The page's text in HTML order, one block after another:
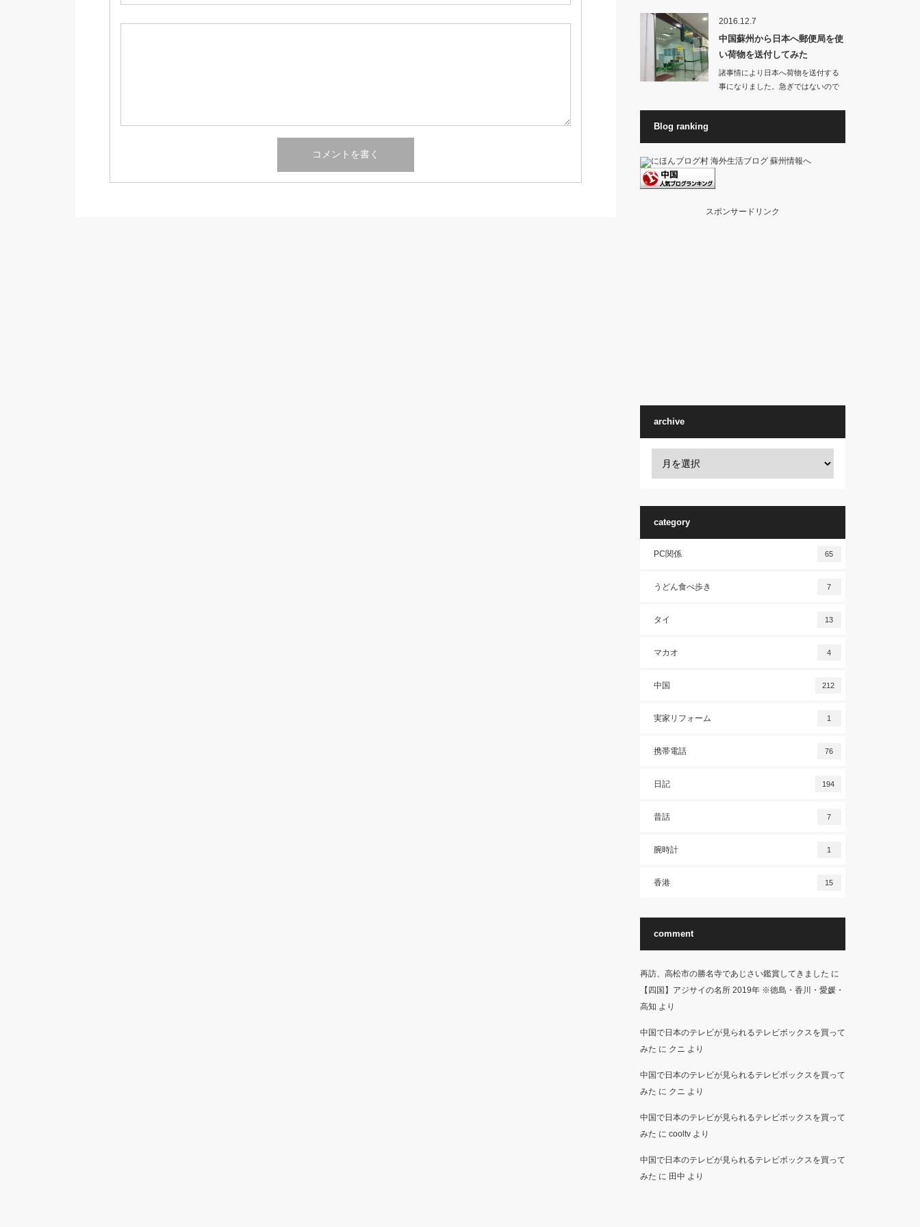
2016.12.7
中国蘇州から日本へ郵便局を使
い荷物を送付してみた
諸事情により日本へ荷物を送付する
事になりました。急ぎではないので
Blog ranking
スポンサードリンク
archive
category
PC関係 65
うどん食べ歩き 7
タイ 13
マカオ 4
中国 212
実家リフォーム 1
携帯電話 76
日記 194
昔話 7
腕時計 1
香港 15
comment
再訪、高松市の勝名寺であじさい鑑賞してきました に
【四国】アジサイの名所 2019年 ※徳島・香川・愛媛・
高知 より
中国で日本のテレビが見られるテレビボックスを買って
みた に クニ より
中国で日本のテレビが見られるテレビボックスを買って
みた に クニ より
中国で日本のテレビが見られるテレビボックスを買って
みた に cooltvより
中国で日本のテレビが見られるテレビボックスを買って
みた に 田中 より